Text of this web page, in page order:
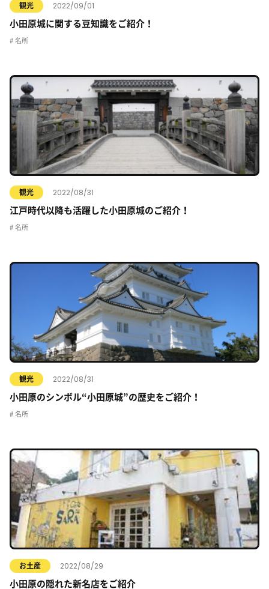
観光 2022/09/01
小田原城に関する豆知識をご紹介！
名所
観光 2022/08/31
江戸時代以降も活躍した小田原城のご紹介！
名所
観光 2022/08/31
小田原のシンボル“小田原城”の歴史をご紹介！
名所
お土産 2022/08/29
小田原の隠れた新名店をご紹介